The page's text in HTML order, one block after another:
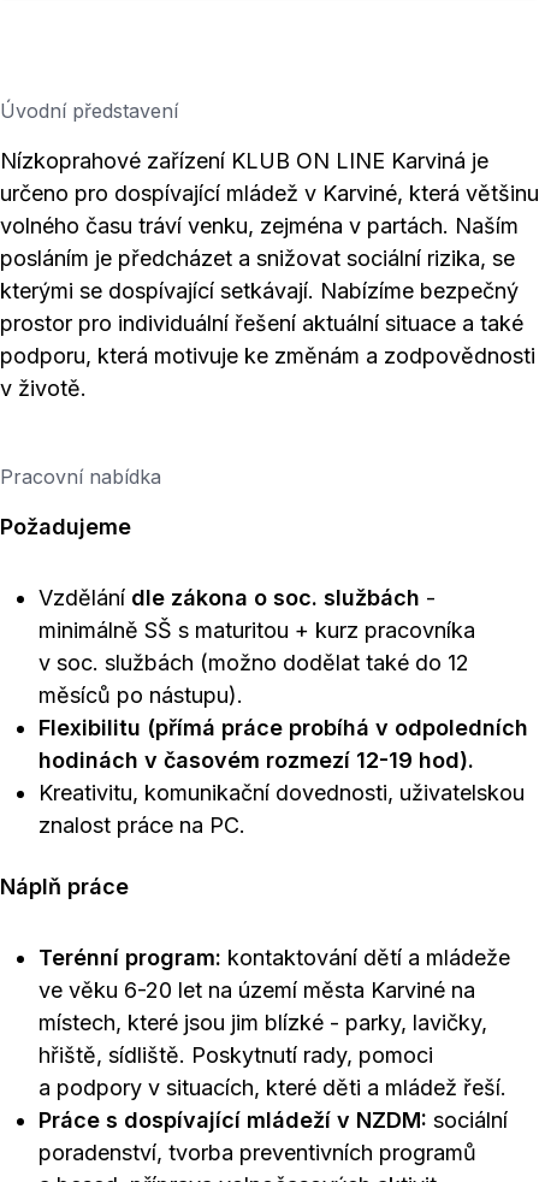
Úvodní představení
Nízkoprahové zařízení KLUB ON LINE Karviná je
určeno pro dospívající mládež v Karviné, která většinu
volného času tráví venku, zejména v partách. Naším
posláním je předcházet a snižovat sociální rizika, se
kterými se dospívající setkávají. Nabízíme bezpečný
prostor pro individuální řešení aktuální situace a také
podporu, která motivuje ke změnám a zodpovědnosti
v životě.
Pracovní nabídka
Požadujeme
Vzdělání dle zákona o soc. službách -
minimálně SŠ s maturitou + kurz pracovníka
v soc. službách (možno dodělat také do 12
měsíců po nástupu).
Flexibilitu (přímá práce probíhá v odpoledních
hodinách v časovém rozmezí 12-19 hod).
Kreativitu, komunikační dovednosti, uživatelskou
znalost práce na PC.
Náplň práce
Terénní program: kontaktování dětí a mládeže
ve věku 6-20 let na území města Karviné na
místech, které jsou jim blízké - parky, lavičky,
hřiště, sídliště. Poskytnutí rady, pomoci
a podpory v situacích, které děti a mládež řeší.
Práce s dospívající mládeží v NZDM: sociální
poradenství, tvorba preventivních programů